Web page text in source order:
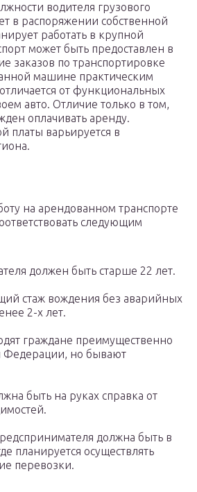
водителя грузового
в распоряжении собственной
работать в крупной
может быть предоставлен в
заказов по транспортировке
машине практическим
от функциональных
авто. Отличие только в том,
оплачивать аренду.
платы варьируется в
на арендованном транспорте
следующим
должен быть старше 22 лет.
стаж вождения без аварийных
2-х лет.
граждане преимущественно
Федерации, но бывают
быть на руках справка от
должна быть в
планируется осуществлять
перевозки.